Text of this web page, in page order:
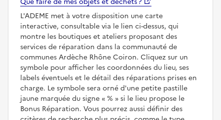
L'ADEME met à votre disposition une carte
interactive, consultable via le lien ci-dessus, qui
montre les boutiques et ateliers proposant des
services de réparation dans la communauté de
communes Ardèche Rhône Coiron. Cliquez sur un
symbole pour afficher les coordonnées du lieu, ses
labels éventuels et le détail des réparations prises en
charge. Le symbole sera orné d'une petite pastille
jaune marquée du signe
%
si le lieu propose le
Bonus Réparation. Vous pourrez aussi définir des